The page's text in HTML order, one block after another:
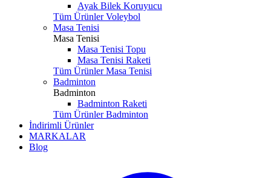
Ayak Bilek Koruyucu
Tüm Ürünler Voleybol
Masa Tenisi
Masa Tenisi
Masa Tenisi Topu
Masa Tenisi Raketi
Tüm Ürünler Masa Tenisi
Badminton
Badminton
Badminton Raketi
Tüm Ürünler Badminton
İndirimli Ürünler
MARKALAR
Blog